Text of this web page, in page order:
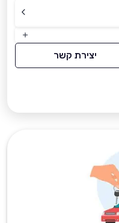
יצירת קשר